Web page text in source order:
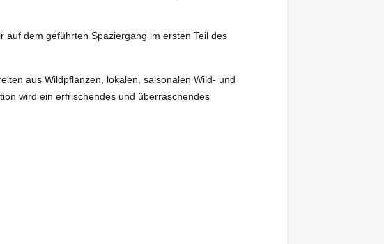
dem geführten Spaziergang im ersten Teil des
aus Wildpflanzen, lokalen, saisonalen Wild- und
wird ein erfrischendes und überraschendes